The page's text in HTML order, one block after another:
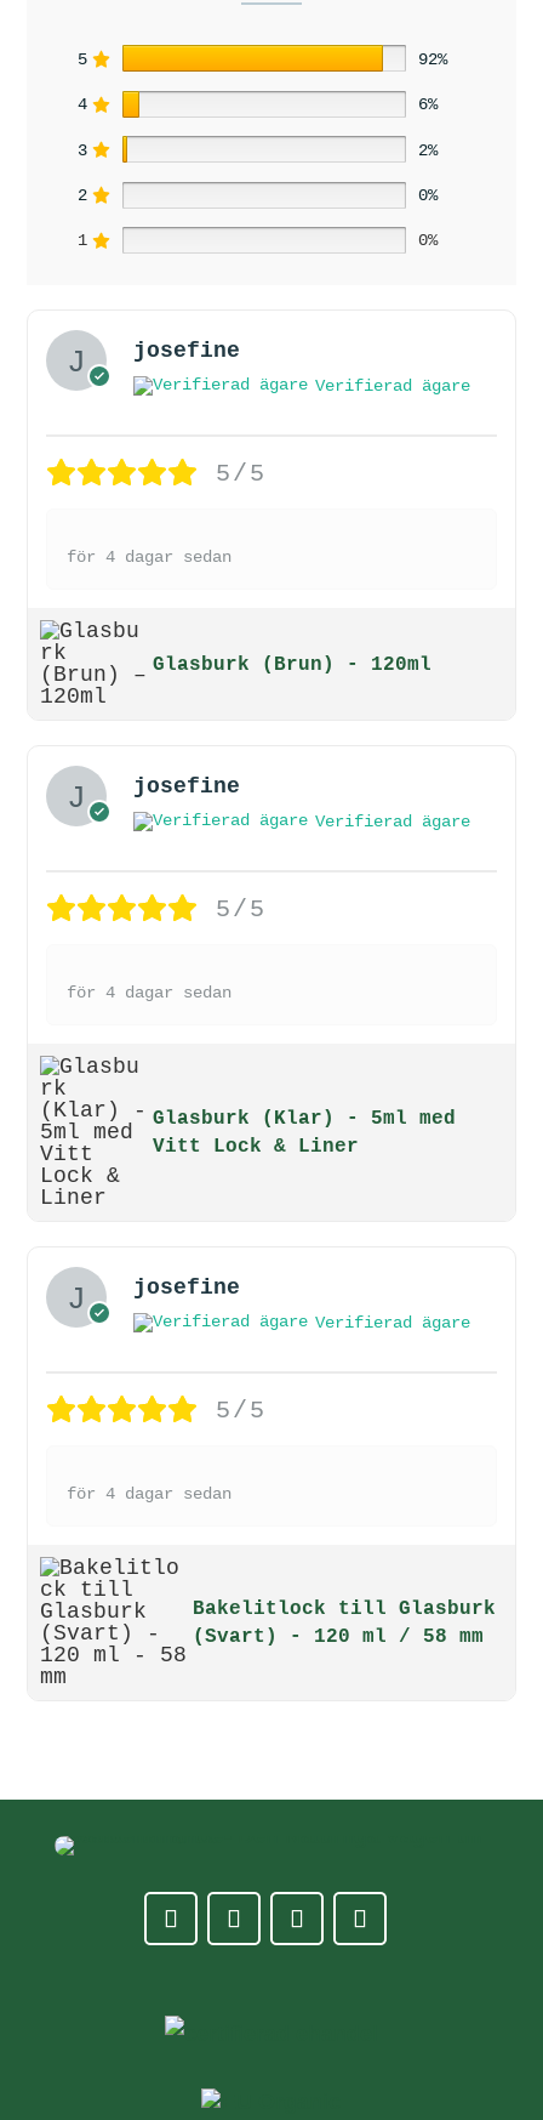
5 92%
4 6%
3 2%
2 0%
1 0%
josefine
Verifierad ägare
5/5
för 4 dagar sedan
Glasburk (Brun) - 120ml
josefine
Verifierad ägare
5/5
för 4 dagar sedan
Glasburk (Klar) - 5ml med
Vitt Lock & Liner
josefine
Verifierad ägare
5/5
för 4 dagar sedan
Bakelitlock till Glasburk
(Svart) - 120 ml / 58 mm